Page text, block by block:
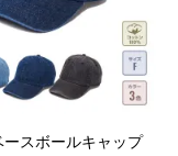
ースボールキャップ